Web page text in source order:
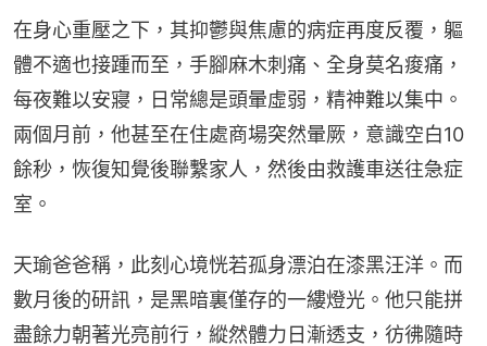
在身心重壓之下，其抑鬱與焦慮的病症再度反覆，軀
體不適也接踵而至，手腳麻木刺痛、全身莫名痠痛，
每夜難以安寢，日常總是頭暈虛弱，精神難以集中。
兩個月前，他甚至在住處商場突然暈厥，意識空白10
餘秒，恢復知覺後聯繫家人，然後由救護車送往急症
室。
天瑜爸爸稱，此刻心境恍若孤身漂泊在漆黑汪洋。而
數月後的研訊，是黑暗裏僅存的一縷燈光。他只能拼
盡餘力朝著光亮前行，縱然體力日漸透支，彷彿隨時